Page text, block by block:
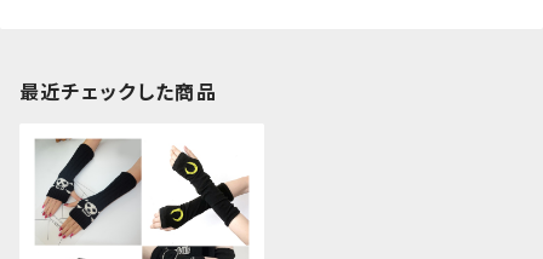
最近チェックした商品